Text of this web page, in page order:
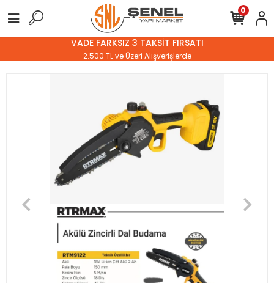
VADE FARKSIZ 3 TAKSİT FIRSATI
2.500 TL ve Üzeri Alışverişlerde
0